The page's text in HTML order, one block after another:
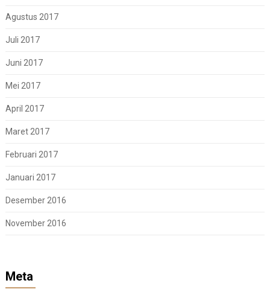
Agustus 2017
Juli 2017
Juni 2017
Mei 2017
April 2017
Maret 2017
Februari 2017
Januari 2017
Desember 2016
November 2016
Meta